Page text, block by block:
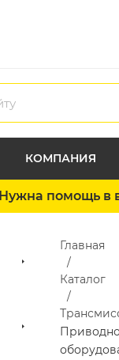
КОМПАНИЯ
Нужна помощь в
Главная
Каталог